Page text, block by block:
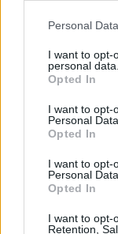
Personal
I want to opt-
personal data.
Opted In
I want to opt-
Personal Data.
Opted In
I want to opt-
Personal
Opted In
I want to opt-
Retention,
religijnego są
tworzenie
pielęgnowanie
wzajemność. Są
drugiego, w
poszukiwanie
duchowym. Są to
współpracować,
krzewieniu